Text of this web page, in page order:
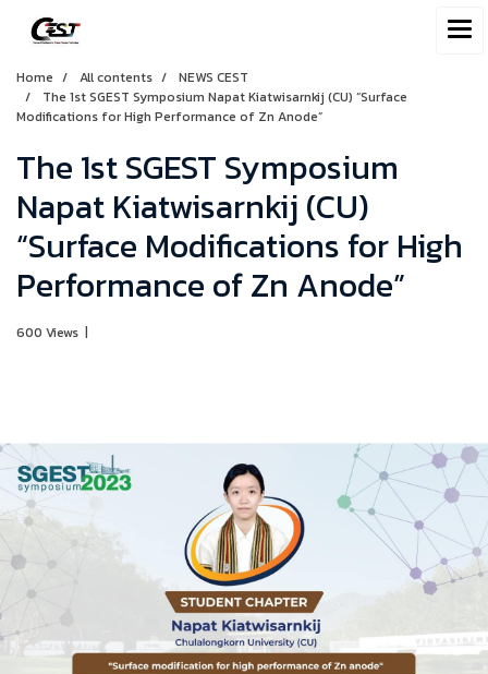
Home All contents
NEWS CEST
The 1st SGEST Symposium Napat Kiatwisarnkij (CU) “Surface
Modifications for High Performance of Zn Anode”
The 1st SGEST Symposium
Napat Kiatwisarnkij (CU)
“Surface Modifications for High
Performance of Zn Anode”
600 Views |